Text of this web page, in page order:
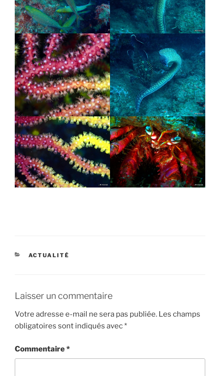
CATÉGORIES
ACTUALITÉ
Laisser un commentaire
Votre adresse e-mail ne sera pas publiée. Les champs
obligatoires sont indiqués avec*
Commentaire*